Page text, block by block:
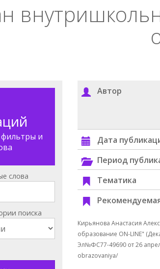
и
слова
поиска
Автор
Дата
Период
Тематика
Кирьянова Анастасия
образование ON-LINE"
Эл№ФC77-49690 от 26
obrazovaniya/